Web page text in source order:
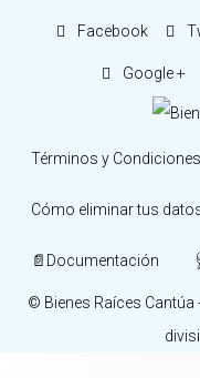
Facebook
Google +
Términos y Condiciones
Cómo eliminar tus
📄Documentación
© Bienes Raíces